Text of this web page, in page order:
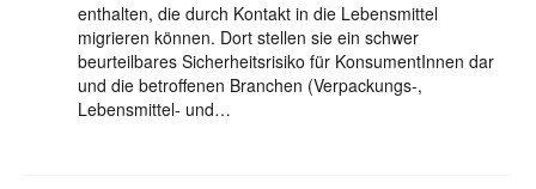
enthalten, die durch Kontakt in die Lebensmittel
migrieren können. Dort stellen sie ein schwer
beurteilbares Sicherheitsrisiko für KonsumentInnen dar
und die betroffenen Branchen (Verpackungs-,
Lebensmittel- und…